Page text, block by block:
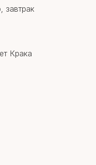
завтрак
Крака